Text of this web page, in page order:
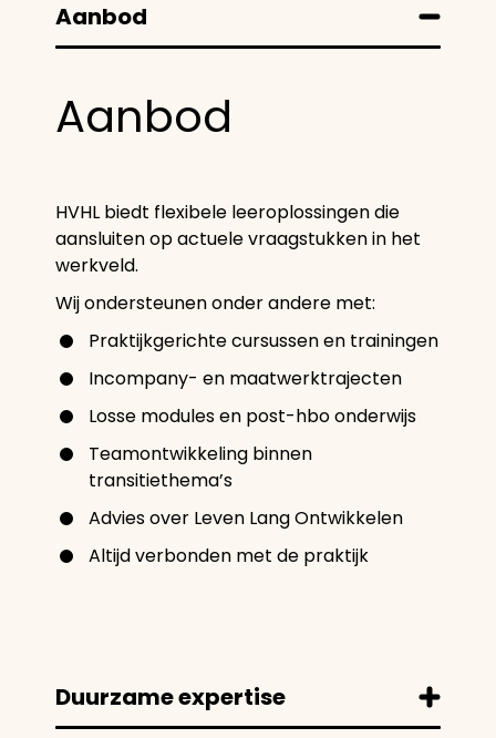
Aanbod
Aanbod
HVHL biedt flexibele leeroplossingen die
aansluiten op actuele vraagstukken in het
werkveld.
Wij ondersteunen onder andere met:
Praktijkgerichte cursussen en trainingen
Incompany- en maatwerktrajecten
Losse modules en post-hbo onderwijs
Teamontwikkeling binnen
transitiethema’s
Advies over Leven Lang Ontwikkelen
Altijd verbonden met de praktijk
Duurzame expertise